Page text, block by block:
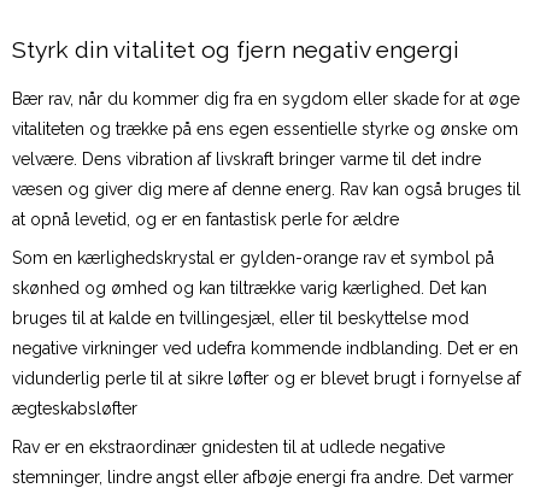
Styrk din vitalitet og fjern negativ engergi
Bær rav, når du kommer dig fra en sygdom eller skade for at øge
vitaliteten og trække på ens egen essentielle styrke og ønske om
velvære. Dens vibration af livskraft bringer varme til det indre
væsen og giver dig mere af denne energ. Rav kan også bruges til
at opnå levetid, og er en fantastisk perle for ældre
Som en kærlighedskrystal er gylden-orange rav et symbol på
skønhed og ømhed og kan tiltrække varig kærlighed. Det kan
bruges til at kalde en tvillingesjæl, eller til beskyttelse mod
negative virkninger ved udefra kommende indblanding. Det er en
vidunderlig perle til at sikre løfter og er blevet brugt i fornyelse af
ægteskabsløfter
Rav er en ekstraordinær gnidesten til at udlede negative
stemninger, lindre angst eller afbøje energi fra andre. Det varmer